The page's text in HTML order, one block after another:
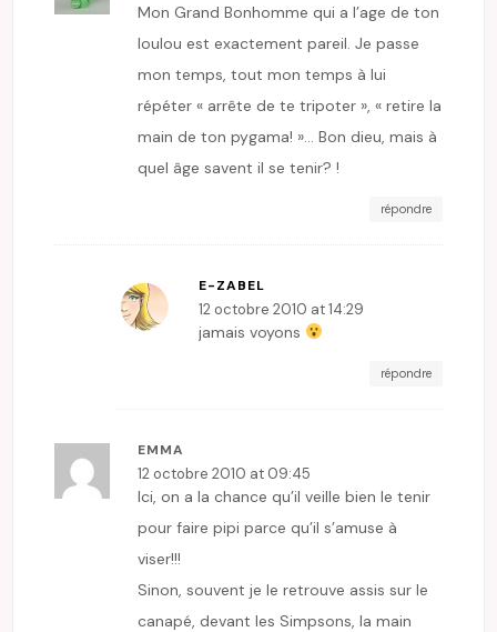
Mon Grand Bonhomme qui a l’age de ton
loulou est exactement pareil. Je passe
mon temps, tout mon temps à lui
répéter « arrête de te tripoter », « retire la
main de ton pygama! »… Bon dieu, mais à
quel âge savent il se tenir? !
répondre
E-ZABEL
12 octobre 2010 at 14:29
jamais voyons
répondre
EMMA
12 octobre 2010 at 09:45
Ici, on a la chance qu’il veille bien le tenir
pour faire pipi parce qu’il s’amuse à
viser!!!
Sinon, souvent je le retrouve assis sur le
canapé, devant les Simpsons, la main